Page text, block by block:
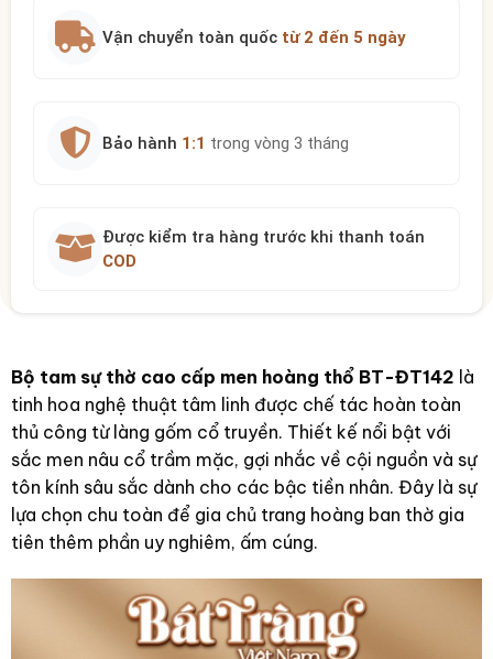
Vận chuyển toàn quốc từ 2 đến 5 ngày
Bảo hành 1:1 trong vòng 3 tháng
Được kiểm tra hàng trước khi thanh toán
COD
Bộ tam sự thờ cao cấp men hoàng thổ BT-ĐT142 là
tinh hoa nghệ thuật tâm linh được chế tác hoàn toàn
thủ công từ làng gốm cổ truyền. Thiết kế nổi bật với
sắc men nâu cổ trầm mặc, gợi nhắc về cội nguồn và sự
tôn kính sâu sắc dành cho các bậc tiền nhân. Đây là sự
lựa chọn chu toàn để gia chủ trang hoàng ban thờ gia
tiên thêm phần uy nghiêm, ấm cúng.